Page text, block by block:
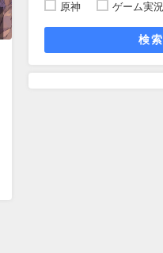
原神
ゲーム実況
検索